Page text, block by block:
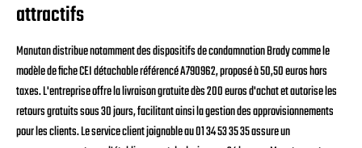
attractifs
Manutan distribue notamment des dispositifs de condamnation Brady comme le
modèle de fiche CEI détachable référencé A790962, proposé à 50,50 euros hors
taxes. L'entreprise offre la livraison gratuite dès 200 euros d'achat et autorise les
retours gratuits sous 30 jours, facilitant ainsi la gestion des approvisionnements
pour les clients. Le service client joignable au 01 34 53 35 35 assure un